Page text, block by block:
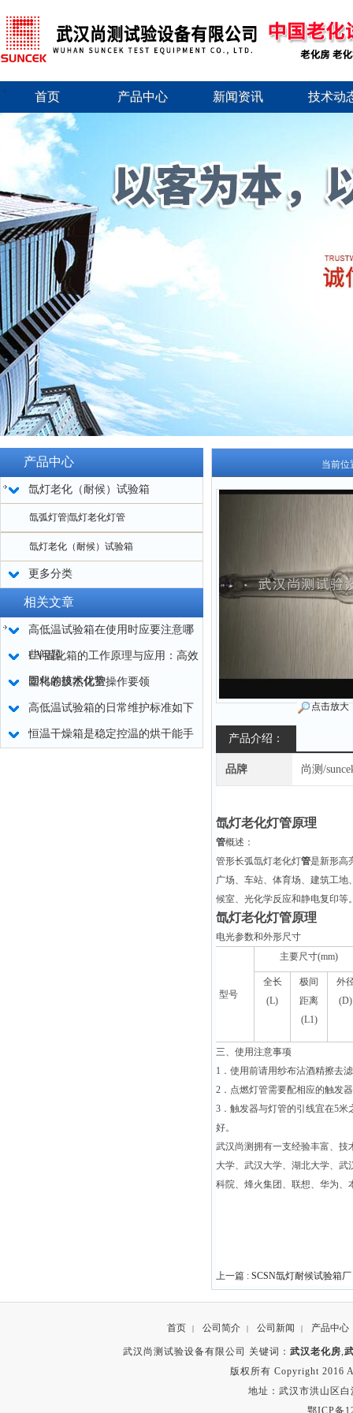
首页 产品中心 新闻资讯 技术动
产品中心
氙灯老化（耐候）试验箱
氙弧灯管|氙灯老化灯管
氙灯老化（耐候）试验箱
更多分类
相关文章
高低温试验箱在使用时应要注意哪
些问题
UV固化箱的工作原理与应用：高效
固化的技术优势
塑料卷膜熟化室操作要领
高低温试验箱的日常维护标准如下
恒温干燥箱是稳定控温的烘干能手
当前位
点击放大
产品介绍：
品牌 尚测/
氙灯老化灯管原理
管概述：
管形长弧氙灯老化灯管是新形高
广场、车站、体育场、建筑工
候室、光化学反应和静电复印等
氙灯老化灯管原理
电光参数和外形尺寸
型号
主要尺寸(mm)
全长
(L)
极间
距离
(L1)
外
(D)
三、 使用注意事项
1 ．使用前请用纱布沾酒精擦去
2 ．点燃灯管需要配相应的触发
3 ．触发器与灯管的引线宜在5米
好。
武汉尚测拥有一支经验丰富、技
大学、武汉大学、湖北大学、
科院、烽火集团、联想、华为、
上一篇 : SCSN氙灯耐候试验箱厂
首页 | 公司简介 | 公司新闻 | 产品中心
武汉尚测试验设备有限公司 关键词：武汉老化房,
版权所有 Copyright 2016
地址：武汉市洪山区
鄂ICP备